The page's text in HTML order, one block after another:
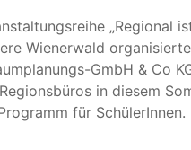
„Regional
Wienerwald
GmbH & Co
in diesem
für SchülerInnen.